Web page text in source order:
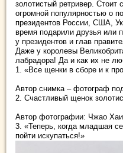
золотистый ретривер. Стоит
огромной популярностью о
президентов России, США,
время подарили друзья или
у президентов и глав
Даже у королевы
лабрадора! Да и как их не
1. «Все щенки в сборе и к
Автор снимка – фотограф
2. Счастливый щенок
Автор фотографии: Чжао
3. «Теперь, когда младшая
пойти искупаться!»